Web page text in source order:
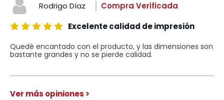
Rodrigo Díaz
Compra Verificada
Excelente calidad de impresión
Quedé encantado con el producto, y las dimensiones son
bastante grandes y no se pierde calidad.
Ver más opiniones >